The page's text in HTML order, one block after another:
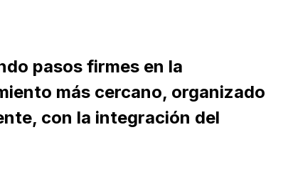
pasos firmes en la
más cercano, organizado
con la integración del